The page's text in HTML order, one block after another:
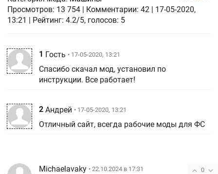
Просмотров: 13 754 Комментарии: 42
17-05-2020,
13:21
| Рейтинг: 4.2/5, голосов: 5
1 Гость • 17-05-2020, 13:21
Спасибо скачал мод, установил по
инструкции. Все работает!
2 Андрей • 17-05-2020, 13:21
Отличный сайт, всегда рабочие моды для ФС
0
Michaelavaky • 22.10.2024 в 17:31